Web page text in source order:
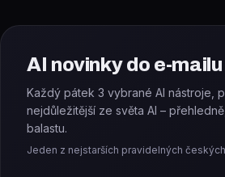
AI novinky do e-mailu
Každý pátek 3 vybrané AI nástroje,
nejdůležitější ze světa AI –
balastu.
Jeden z nejstarších pravidelných